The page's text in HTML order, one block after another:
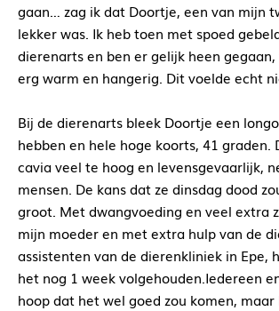
gaan… zag ik dat Doortje, een van mijn
lekker was. Ik heb toen met spoed
dierenarts en ben er gelijk heen
erg warm en hangerig. Dit voelde echt
Bij de dierenarts bleek Doortje een
hebben en hele hoge koorts, 41 graden.
cavia veel te hoog en levensgevaarlijk,
mensen. De kans dat ze dinsdag dood
groot. Met dwangvoeding en veel extra
mijn moeder en met extra hulp van de
assistenten van de dierenkliniek in Epe,
het nog 1 week volgehouden.Iedereen
hoop dat het wel goed zou komen,